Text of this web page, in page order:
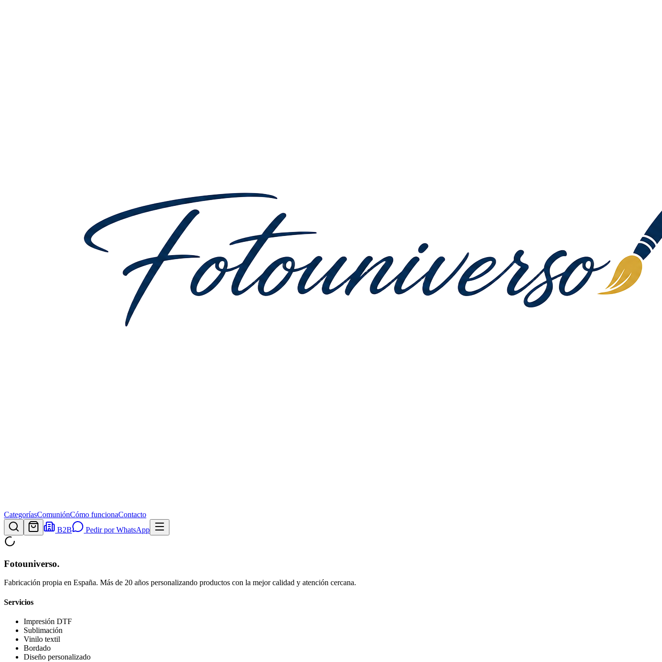
CategoríasComuniónCómo funcionaContacto
B2B
Pedir por WhatsApp
Fotouniverso.
Fabricación propia en España. Más de 20 años personalizando productos con la mejor calidad y atención cercana.
Servicios
Impresión DTF
Sublimación
Vinilo textil
Bordado
Diseño personalizado